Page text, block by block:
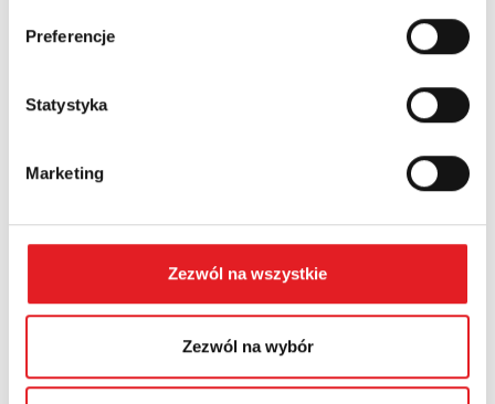
Preferencje
Statystyka
Marketing
Zezwól na wszystkie
Zezwól na wybór
Numer telefonu:
Województwo:
Wyrażam zgodę na przetwarzanie moich danych
osobowych przez Relpol S.A. Więcej informacji na